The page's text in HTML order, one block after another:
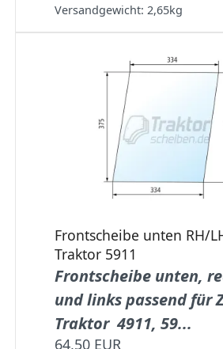
Versandgewicht: 2,65kg
Frontscheibe unten RH/
Traktor 5911
Frontscheibe unten,
und links passend für
Traktor 4911, 59...
64,50 EUR